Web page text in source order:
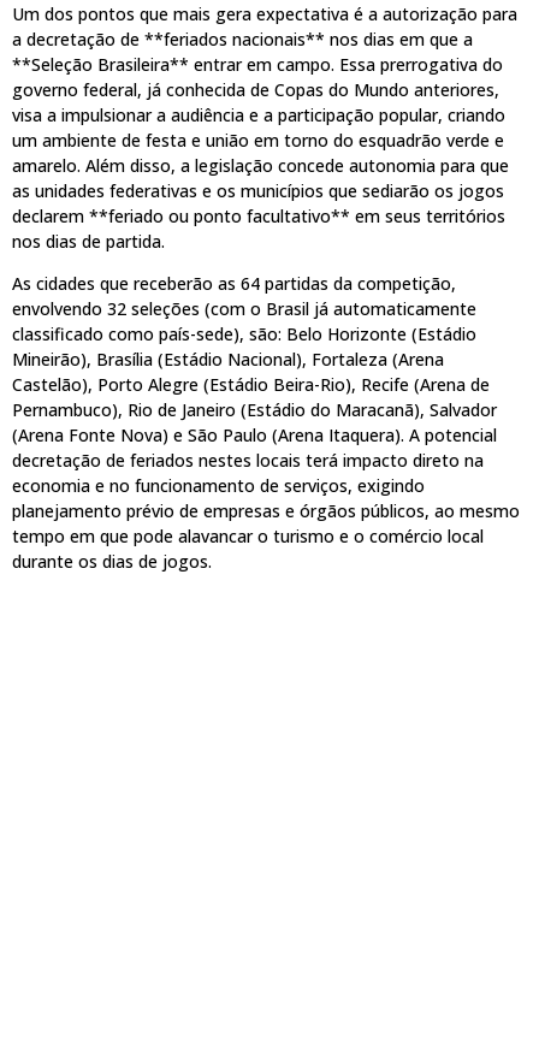
Um dos pontos que mais gera expectativa é a autorização para
a decretação de **feriados nacionais** nos dias em que a
**Seleção Brasileira** entrar em campo. Essa prerrogativa do
governo federal, já conhecida de Copas do Mundo anteriores,
visa a impulsionar a audiência e a participação popular, criando
um ambiente de festa e união em torno do esquadrão verde e
amarelo. Além disso, a legislação concede autonomia para que
as unidades federativas e os municípios que sediarão os jogos
declarem **feriado ou ponto facultativo** em seus territórios
nos dias de partida.
As cidades que receberão as 64 partidas da competição,
envolvendo 32 seleções (com o Brasil já automaticamente
classificado como país-sede), são: Belo Horizonte (Estádio
Mineirão), Brasília (Estádio Nacional), Fortaleza (Arena
Castelão), Porto Alegre (Estádio Beira-Rio), Recife (Arena de
Pernambuco), Rio de Janeiro (Estádio do Maracanã), Salvador
(Arena Fonte Nova) e São Paulo (Arena Itaquera). A potencial
decretação de feriados nestes locais terá impacto direto na
economia e no funcionamento de serviços, exigindo
planejamento prévio de empresas e órgãos públicos, ao mesmo
tempo em que pode alavancar o turismo e o comércio local
durante os dias de jogos.